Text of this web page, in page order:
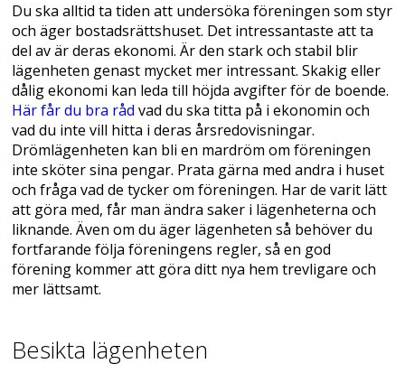
Du ska alltid ta tiden att undersöka föreningen som styr
och äger bostadsrättshuset. Det intressantaste att ta
del av är deras ekonomi. Är den stark och stabil blir
lägenheten genast mycket mer intressant. Skakig eller
dålig ekonomi kan leda till höjda avgifter för de boende.
Här får du bra råd vad du ska titta på i ekonomin och
vad du inte vill hitta i deras årsredovisningar.
Drömlägenheten kan bli en mardröm om föreningen
inte sköter sina pengar. Prata gärna med andra i huset
och fråga vad de tycker om föreningen. Har de varit lätt
att göra med, får man ändra saker i lägenheterna och
liknande. Även om du äger lägenheten så behöver du
fortfarande följa föreningens regler, så en god
förening kommer att göra ditt nya hem trevligare och
mer lättsamt.
Besikta lägenheten